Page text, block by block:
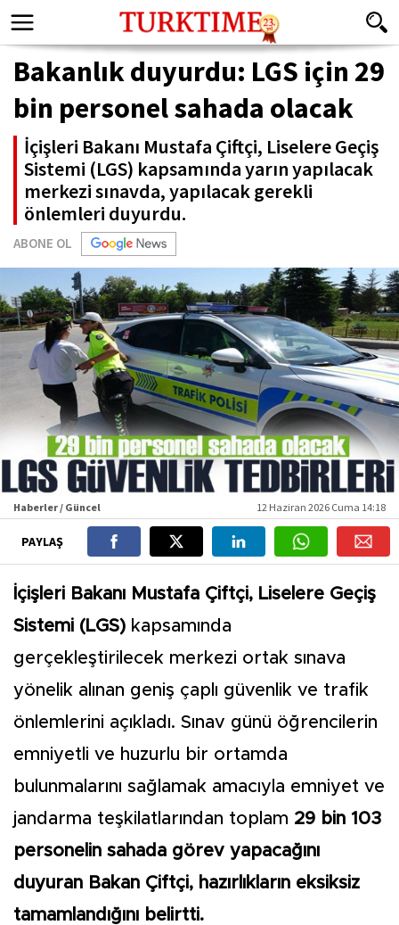
Bakanlık duyurdu: LGS için 29
bin personel sahada olacak
İçişleri Bakanı Mustafa Çiftçi, Liselere Geçiş
Sistemi (LGS) kapsamında yarın yapılacak
merkezi sınavda, yapılacak gerekli
önlemleri duyurdu.
ABONE OL
Haberler / Güncel 12 Haziran 2026 Cuma 14:18
PAYLAŞ
İçişleri Bakanı Mustafa Çiftçi, Liselere Geçiş
Sistemi (LGS) kapsamında
gerçekleştirilecek merkezi ortak sınava
yönelik alınan geniş çaplı güvenlik ve trafik
önlemlerini açıkladı. Sınav günü öğrencilerin
emniyetli ve huzurlu bir ortamda
bulunmalarını sağlamak amacıyla emniyet ve
jandarma teşkilatlarından toplam 29 bin 103
personelin sahada görev yapacağını
duyuran Bakan Çiftçi, hazırlıkların eksiksiz
tamamlandığını belirtti.